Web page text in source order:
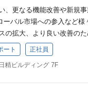
、更なる機能改善や新規
ーバル市場への参入など様
の拡大、より良い改善のた
マレジの事業について 業
スタマーサポートチーム
ーサポート（電話・メール
ート 正社員
精ビルディング 7F